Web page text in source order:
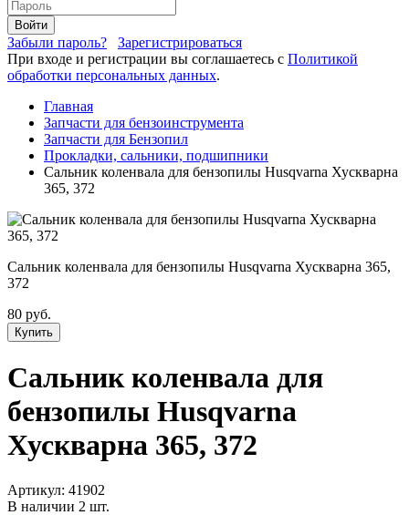
Войти
Забыли пароль?
Зарегистрироваться
При входе и регистрации вы соглашаетесь с Политикой
обработки персональных данных.
Главная
Запчасти для бензоинструмента
Запчасти для Бензопил
Прокладки, сальники, подшипники
Сальник коленвала для бензопилы Husqvarna Хускварна
365, 372
Сальник коленвала для бензопилы Husqvarna Хускварна 365,
372
80 руб.
Купить
Сальник коленвала для
бензопилы Husqvarna
Хускварна 365, 372
Артикул: 41902
В наличии 2 шт.